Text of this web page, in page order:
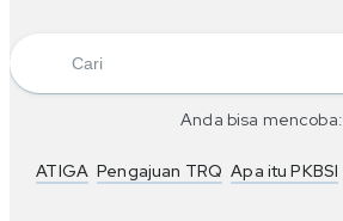
Anda bisa mencoba:
ATIGA Pengajuan TRQ Apa itu PKBSI